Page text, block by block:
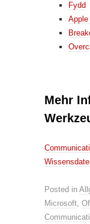
Fydd
Mehr
Posted in
Microsoft,